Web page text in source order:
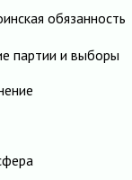
обязанность
партии и выборы